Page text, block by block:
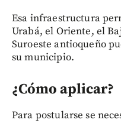
Esa infraestructura
Urabá, el Oriente, el
Suroeste antioqueño
su municipio.
¿Cómo aplicar?
Para postularse se